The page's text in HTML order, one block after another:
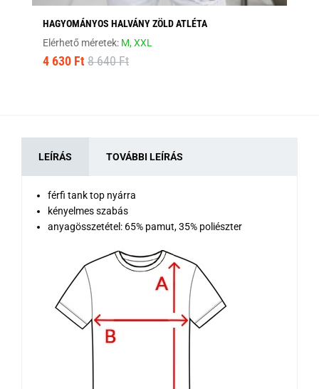
HAGYOMÁNYOS HALVÁNY ZÖLD ATLÉTA
Elérhető méretek: M,XXL
4 630 Ft 8 640 Ft
LEÍRÁS TOVÁBBI LEÍRÁS
férfi tank top nyárra
kényelmes szabás
anyagösszetétel: 65% pamut, 35% poliészter